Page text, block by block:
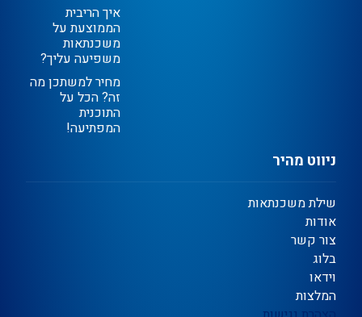
ניווט מהיר
שילת משכנתאות
אודות
צור קשר
בלוג
וידאו
המלצות
איך הריבית
הממוצעת על
משכנתאות
משפיעה עליך?
מחיר למשתכן מה
זה? הכל על
התוכנית
המפתיעה!